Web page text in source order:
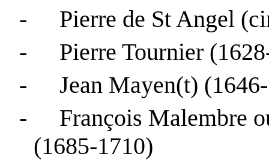
-
Pierre de St Angel (
-
Pierre Tournier
-
Jean Mayen(t)
-
François Malembre
(1685-1710)